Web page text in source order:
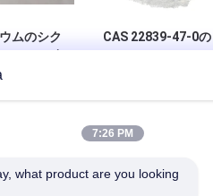
ムのシク
甘味料
晶の粉
CAS 22839-47-0の
7:26 PM
what product are you looking